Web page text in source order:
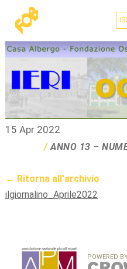
ANNO 13 –
15 Apr 2022
← Ritorna all'archivio
ilgiornalino_Aprile2022
POWERED